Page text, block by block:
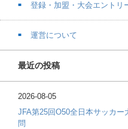
登録・加盟・大会エントリ
運営について
最近の投稿
2026-08-05
JFA第25回O50全日本サッカ
問